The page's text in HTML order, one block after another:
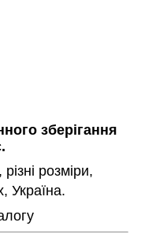
зберігання
розміри,
Україна.